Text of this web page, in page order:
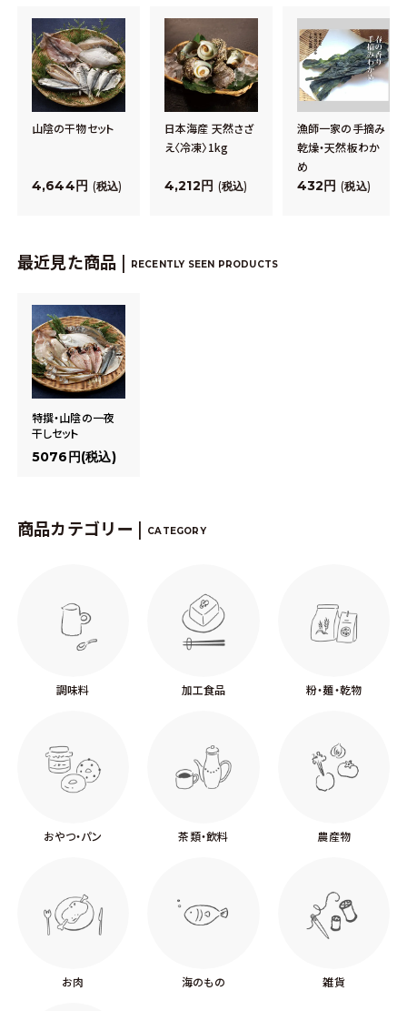
山陰の干物セット
4,644 税込
日本海産 天然さざ
え〈冷凍〉1kg
4,212 税込
漁師一家の手摘み
乾燥・天然板わか
め
432 税込
最近見た商品 | RECENTLY SEEN PRODUCTS
特撰・山陰の一夜
干しセット
5076円(税込)
商品カテゴリー | CATEGORY
調味料 加工食品 粉・麺・乾物
おやつ・パン 茶類・飲料 農産物
お肉 海のもの 雑貨